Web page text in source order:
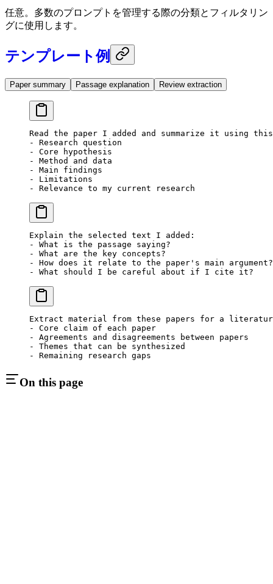
任意。多数のプロンプトを管理する際の分類とフィルタリン
グに使用します。
テンプレート例
Paper summary Passage explanation Review extraction
Read the paper I added and summarize it using
- Research question
- Core hypothesis
- Method and data
- Main findings
- Limitations
- Relevance to my current research
Explain the selected text I added:
- What is the passage saying?
- What are the key concepts?
- How does it relate to the paper's main argument?
- What should I be careful about if I cite it?
Extract material from these papers for a
- Core claim of each paper
- Agreements and disagreements between papers
- Themes that can be synthesized
- Remaining research gaps
On this page